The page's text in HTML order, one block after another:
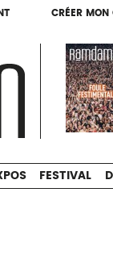
CRÉER MON
CRÉER MON
PUBLIC
FESTIVAL